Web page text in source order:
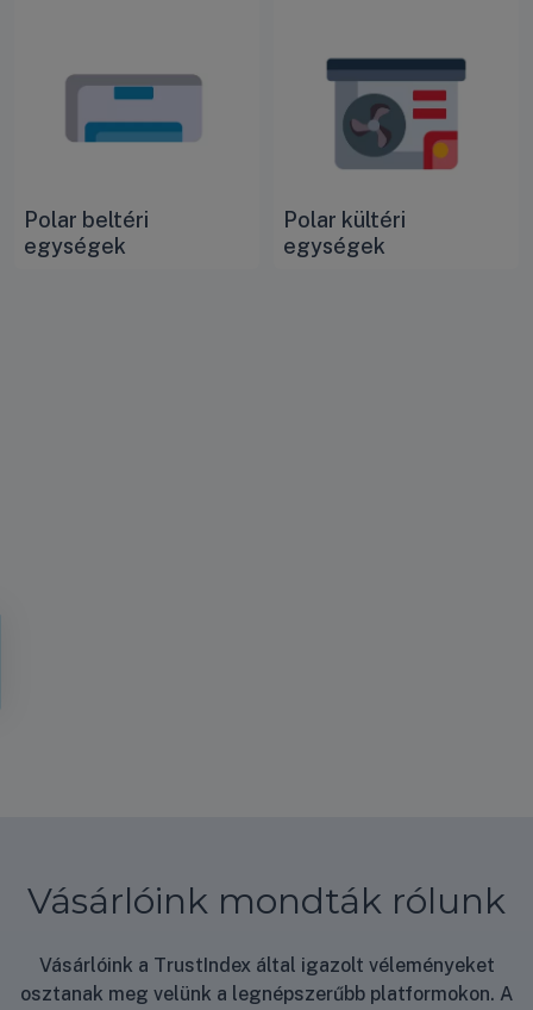
Polar beltéri
egységek
Polar kültéri
egységek
Vásárlóink mondták rólunk
Vásárlóink a TrustIndex által igazolt véleményeket
osztanak meg velünk a legnépszerűbb platformokon. A